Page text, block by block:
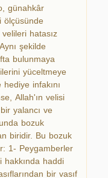
günahkâr
ölçüsünde
hatasız
şekilde
bulunmaya
yüceltmeye
infakını
Allah'ın velisi
yalancı ve
bozuk
biridir. Bu bozuk
1- Peygamberler
haddi
bir vasıf